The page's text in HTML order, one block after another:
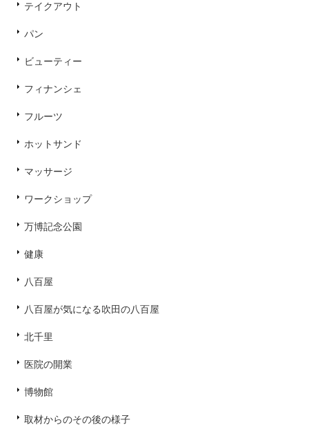
テイクアウト
パン
ビューティー
フィナンシェ
フルーツ
ホットサンド
マッサージ
ワークショップ
万博記念公園
健康
八百屋
八百屋が気になる吹田の八百屋
北千里
医院の開業
博物館
取材からのその後の様子